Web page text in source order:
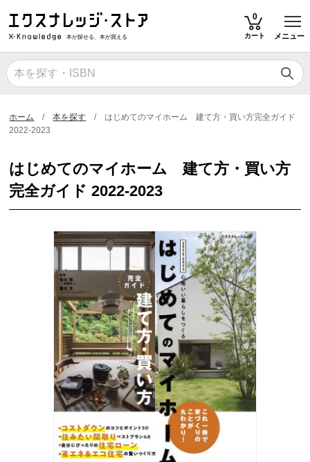
本が探せる、本が買える
0
カート メニュー
ホーム 本を探す
はじめてのマイホーム 建て方・買い方完全ガイド
2022-2023
はじめてのマイホーム 建て方・買い方
完全ガイド 2022-2023